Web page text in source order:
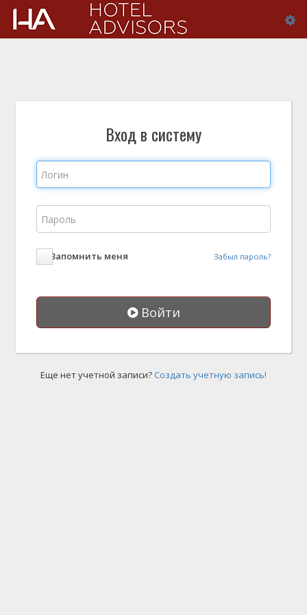
Вход в систему
Запомнить меня Забыл пароль?
Войти
Еще нет учетной записи? Создать учетную запись!